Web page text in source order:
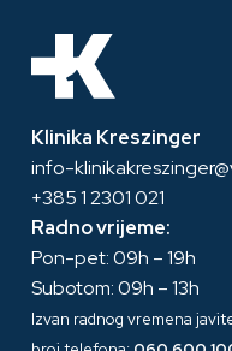
Klinika Kreszinger
info-
+385 1 2301 021
Radno vrijeme:
Pon-pet: 09h – 19h
Subotom: 09h – 13h
Izvan radnog vremena